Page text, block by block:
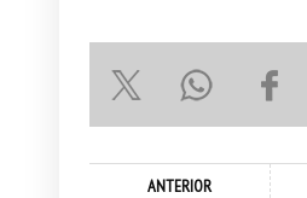
ANTERIOR